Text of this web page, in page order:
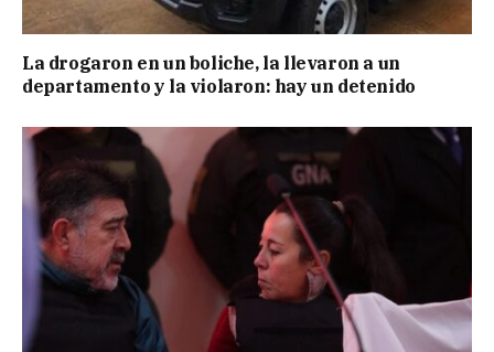
La drogaron en un boliche, la llevaron a un
departamento y la violaron: hay un detenido